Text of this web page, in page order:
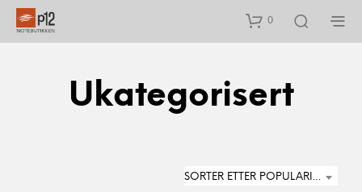
0
Ukategorisert
SORTER ETTER POPULARITET